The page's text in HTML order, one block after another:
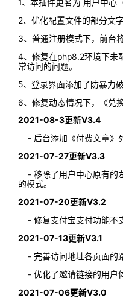
1、本插件更名为 用户中心
2、优化配置文件的部分文
3、普通注册模式下，前台
4、修复在php8.2环境下未
常访问的问题。
5、登录界面添加了防暴力破
6、修复动态情况下，《兑
2021-08-3更新V3.4
- 后台添加《付费文章》
2021-07-27更新V3.3
- 移除了用户中心原有的
的模式。
2021-07-20更新V3.2
- 修复支付宝支付功能不
2021-07-13更新V3.1
- 完善访问地址各页面的
- 优化了邀请链接的用户
2021-07-06更新V3.0